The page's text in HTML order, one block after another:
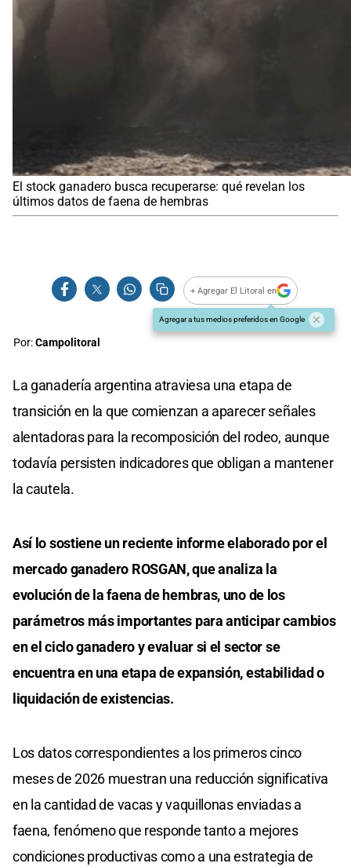
El stock ganadero busca recuperarse: qué revelan los
últimos datos de faena de hembras
+ Agregar El Litoral en
Agregar a tus medios preferidos en Google
Por:Campolitoral
La ganadería argentina atraviesa una etapa de
transición en la que comienzan a aparecer señales
alentadoras para la recomposición del rodeo, aunque
todavía persisten indicadores que obligan a mantener
la cautela.
Así lo sostiene un reciente informe elaborado por el
mercado ganadero ROSGAN, que analiza la
evolución de la faena de hembras, uno de los
parámetros más importantes para anticipar cambios
en el ciclo ganadero y evaluar si el sector se
encuentra en una etapa de expansión, estabilidad o
liquidación de existencias.
Los datos correspondientes a los primeros cinco
meses de 2026 muestran una reducción significativa
en la cantidad de vacas y vaquillonas enviadas a
faena, fenómeno que responde tanto a mejores
condiciones productivas como a una estrategia de